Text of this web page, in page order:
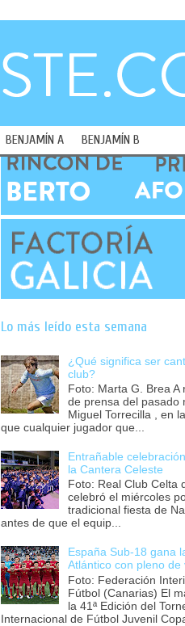
BENJAMÍN A BENJAMÍN B
Lo más leído esta semana
¿Qué significa ser
club?
Foto: Marta G. Brea A
de prensa del pasado
Miguel Torrecilla , en
que cualquier jugador que...
Entrañable
la Cantera Celeste
Foto: Real Club Celta
celebró el miércoles
tradicional fiesta de
antes de que el equip...
España Sub-18 gana
Atlántico con pleno de
Foto: Federación
Fútbol (Canarias) El
la 41ª Edición del
Internacional de Fútbol Juvenil